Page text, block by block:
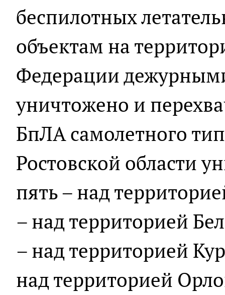
беспилотных
объектам на
Федерации
уничтожено и
БпЛА самолетного
Ростовской области
пять – над
– над территорией
– над территорией
над территорией